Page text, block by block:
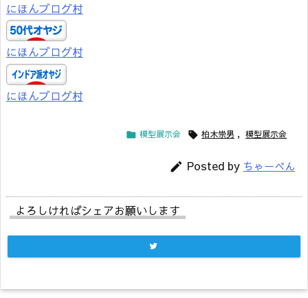
にほんブログ村
にほんブログ村
にほんブログ村
 模型展示会  柏木崇男 , 模型展示会
 Posted by ちゃーべん
よろしければシェアお願いします